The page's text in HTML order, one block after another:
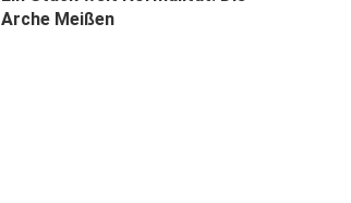
Arche Meißen